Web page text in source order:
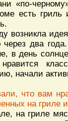
«по-
есть гриль
возникла
через два
в день
начали
что вам
на гриле
на гриле